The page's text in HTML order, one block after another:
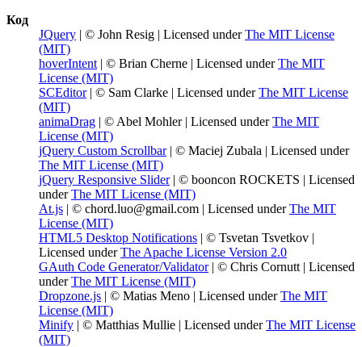
Код
JQuery | © John Resig | Licensed underThe MIT License
(MIT)
hoverIntent | © Brian Cherne | Licensed underThe MIT
License (MIT)
SCEditor| © Sam Clarke | Licensed underThe MIT License
(MIT)
animaDrag | © Abel Mohler | Licensed underThe MIT
License (MIT)
jQuery Custom Scrollbar| © Maciej Zubala | Licensed under
The MIT License (MIT)
jQuery Responsive Slider| © booncon ROCKETS | Licensed
underThe MIT License (MIT)
At.js | © chord.luo@gmail.com | Licensed underThe MIT
License (MIT)
HTML5 Desktop Notifications | © Tsvetan Tsvetkov |
Licensed underThe Apache License Version 2.0
GAuth Code Generator/Validator| © Chris Cornutt | Licensed
underThe MIT License (MIT)
Dropzone.js | © Matias Meno | Licensed underThe MIT
License (MIT)
Minify | © Matthias Mullie | Licensed underThe MIT License
(MIT)